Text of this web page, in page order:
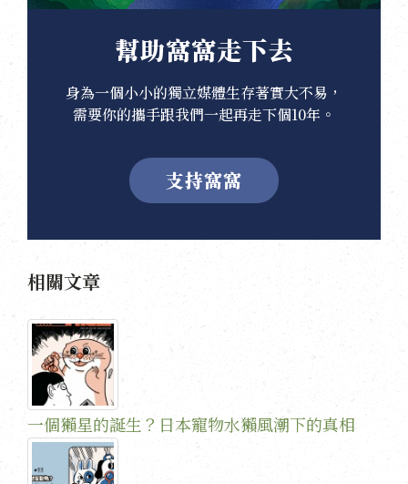
幫助窩窩走下去
身為一個小小的獨立媒體生存著實大不易，
需要你的攜手跟我們一起再走下個10年。
支持窩窩
相關文章
一個獺星的誕生？日本寵物水獺風潮下的真相